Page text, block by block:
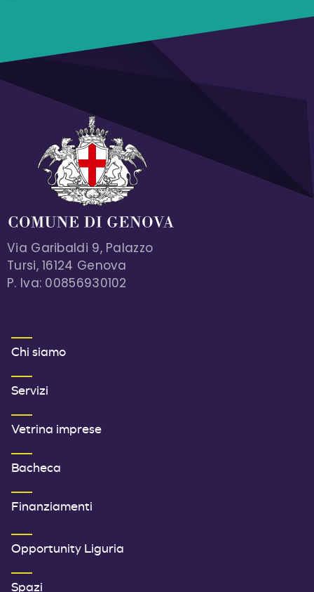
Via Garibaldi 9, Palazzo
Tursi, 16124 Genova
P. Iva: 00856930102
MENU FOOTER 1
Chi siamo
Servizi
Vetrina imprese
Bacheca
Finanziamenti
SECONDO MENU FOOTER
Opportunity Liguria
Spazi